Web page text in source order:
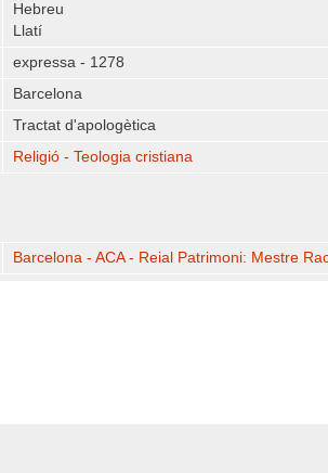
Hebreu
Llatí
expressa - 1278
Barcelona
Tractat d'apologètica
Religió - Teologia cristiana
Barcelona - ACA - Reial Patrimoni: Mestre